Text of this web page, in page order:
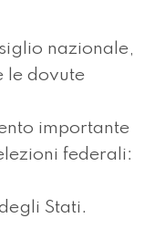
nazionale,
le dovute
importante
federali:
Stati.